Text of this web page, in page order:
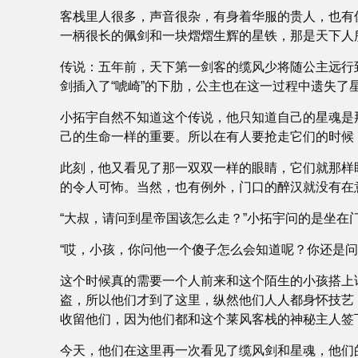
客栈里人很多，声音很杂，有身着华服的贵人，也
一柄很长的佩剑和一块熠熠生辉的星铁，那是天下
传说：五年前，天下第一剑客的缆风少将随公主远
剑插入了“唬崎”的下肋，公主也在这一过程中遗失
小拓宇自然不知道这个传说，他只知道自己的星魂
己的生命一样的重要。所以在有人要抢走它们的时
此刻，他又看见了那一双双一样的眼睛，它们就那
的令人可怖。当然，也有例外，门口的醉汉就没有
“大叔，请问到星帝国该怎么走？”小拓宇问的是坐在
“哎，小孩，你问他一个傻子怎么会知道呢？你还是
这个时候真的需要一个人前来和这个陌生的小孩搭
盗，所以他们才到了这里，纵然他们人人都身怀技
收留他们，因为他们都和这个莱风客栈的神秘主人
今天，他们在这里再一次看见了缆风剑和星魂，他